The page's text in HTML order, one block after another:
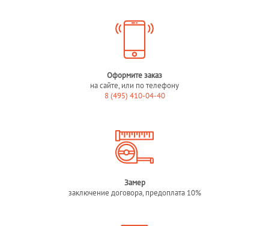
Оформите заказ
на сайте, или по телефону
8 (495) 410-04-40
Замер
заключение договора, предоплата 10%